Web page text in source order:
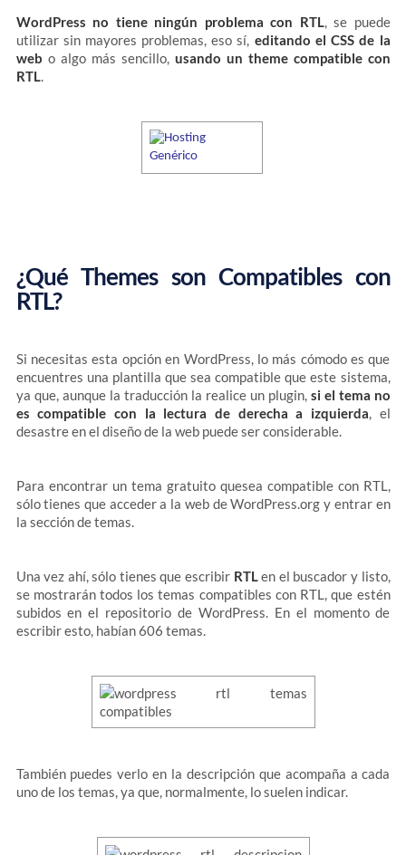
WordPress no tiene ningún problema con RTL, se puede
utilizar sin mayores problemas, eso sí, editando el CSS de la
web o algo más sencillo, usando un theme compatible con
RTL.
¿Qué Themes son Compatibles con
RTL?
Si necesitas esta opción en WordPress, lo más cómodo es que
encuentres una plantilla que sea compatible que este sistema,
ya que, aunque la traducción la realice un plugin, si el tema no
es compatible con la lectura de derecha a izquierda, el
desastre en el diseño de la web puede ser considerable.
Para encontrar un tema gratuito quesea compatible con RTL,
sólo tienes que acceder a la web de WordPress.org y entrar en
la sección de temas.
Una vez ahí, sólo tienes que escribir RTLen el buscador y listo,
se mostrarán todos los temas compatibles con RTL, que estén
subidos en el repositorio de WordPress. En el momento de
escribir esto, habían 606 temas.
También puedes verlo en la descripción que acompaña a cada
uno de los temas, ya que, normalmente, lo suelen indicar.